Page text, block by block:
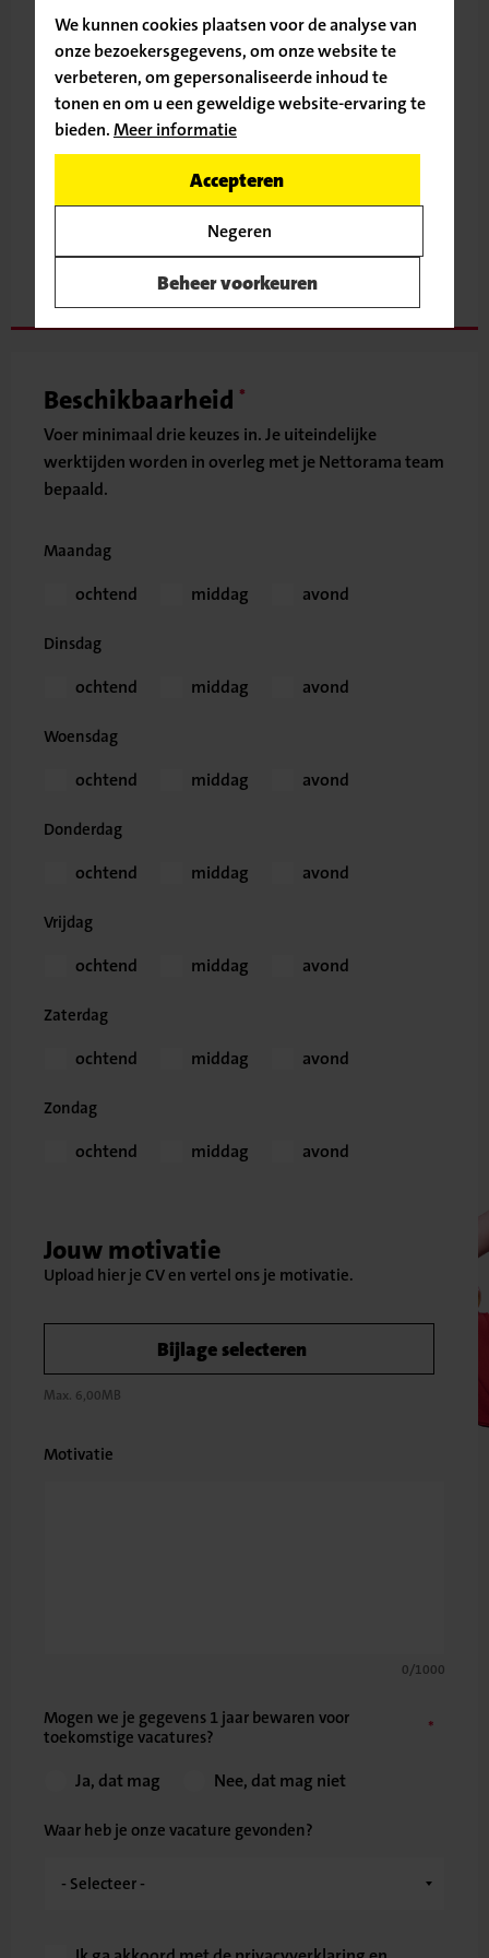
We kunnen cookies plaatsen voor de analyse van
onze bezoekersgegevens, om onze website te
verbeteren, om gepersonaliseerde inhoud te
tonen en om u een geweldige website-ervaring te
bieden.Meer informatie
Beheer voorkeuren
Negeren
Accepteren
Straat
Plaats
Beschikbaarheid
Maandag
ochtend middag avond
Dinsdag
ochtend middag avond
Woensdag
ochtend middag avond
Donderdag
ochtend middag avond
Vrijdag
ochtend middag avond
Zaterdag
ochtend middag avond
Zondag
ochtend middag avond
Jouw motivatie
Bijlage selecteren
Max. 6,00MB
Motivatie
0/1000
Mogen we je gegevens 1 jaar bewaren voor
toekomstige vacatures?
Ja, dat mag Nee, dat mag niet
Waar heb je onze vacature gevonden?
Ga door naar de vacature
Terug naar
vacatureoverzicht